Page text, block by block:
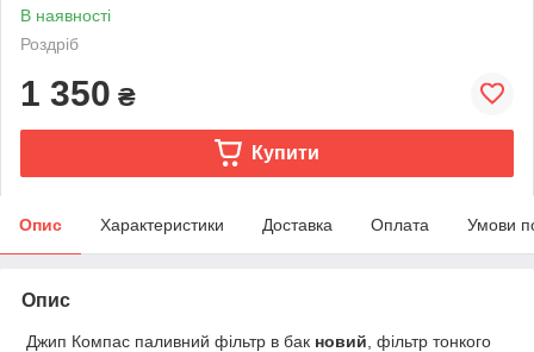
В наявності
Роздріб
1 350 ₴
Купити
Опис Характеристики Доставка Оплата Умови
Опис
Джип Компас паливний фільтр в бак новий , фільтр тонкого